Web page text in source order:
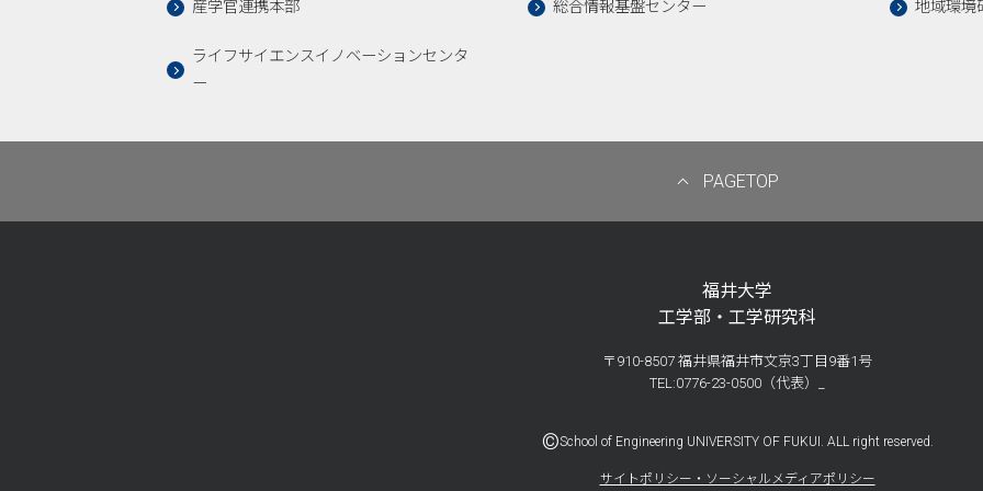
産学官連携本部 総合情報基盤センター 地域環境
ライフサイエンスイノベーションセンタ
ー
PAGETOP
福井大学
工学部・工学研究科
〒910-8507 福井県福井市文京3丁目9番1号
TEL:0776-23-0500（代表）_
©School of Engineering UNIVERSITY OF FUKUI. ALL right reserved.
サイトポリシー・ソーシャルメディアポリシー